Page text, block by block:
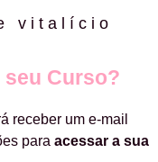
vitalício
Curso?
receber um e-mail
para acessar a sua